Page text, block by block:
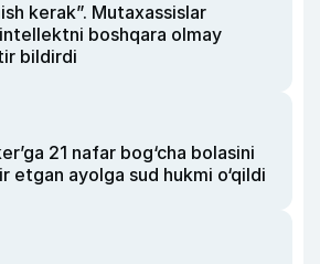
kerak”. Mutaxassislar
boshqara olmay
bildirdi
21 nafar bog‘cha bolasini
etgan ayolga sud hukmi o‘qildi